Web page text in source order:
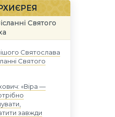
Святого
Святослава
Святого
«Віра —
завжди